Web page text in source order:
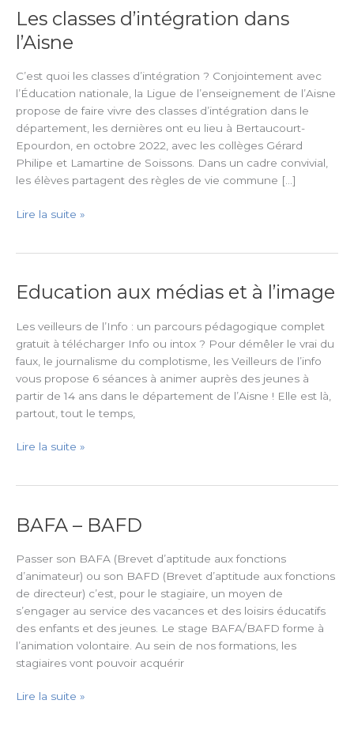
Les classes d’intégration dans
l’Aisne
C’est quoi les classes d’intégration ? Conjointement avec
l’Éducation nationale, la Ligue de l’enseignement de l’Aisne
propose de faire vivre des classes d’intégration dans le
département, les dernières ont eu lieu à Bertaucourt-
Epourdon, en octobre 2022, avec les collèges Gérard
Philipe et Lamartine de Soissons. Dans un cadre convivial,
les élèves partagent des règles de vie commune […]
Les
classes
d’intégration
Lire la suite »
Education aux médias et à l’image
Les veilleurs de l’Info : un parcours pédagogique complet
gratuit à télécharger Info ou intox ? Pour démêler le vrai du
faux, le journalisme du complotisme, les Veilleurs de l’info
vous propose 6 séances à animer auprès des jeunes à
partir de 14 ans dans le département de l’Aisne ! Elle est là,
partout, tout le temps,
Education
médias
et
à
l’image
Lire la suite »
BAFA – BAFD
Passer son BAFA (Brevet d’aptitude aux fonctions
d’animateur) ou son BAFD (Brevet d’aptitude aux fonctions
de directeur) c’est, pour le stagiaire, un moyen de
s’engager au service des vacances et des loisirs éducatifs
des enfants et des jeunes. Le stage BAFA/BAFD forme à
l’animation volontaire. Au sein de nos formations, les
stagiaires vont pouvoir acquérir
BAFA
BAFD
Lire la suite »